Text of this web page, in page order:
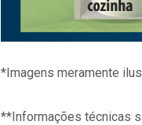
*Imagens meramente
**Informações técnicas